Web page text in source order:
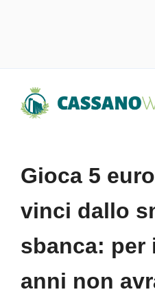
Gioca 5
vinci dallo
sbanca: per
anni non